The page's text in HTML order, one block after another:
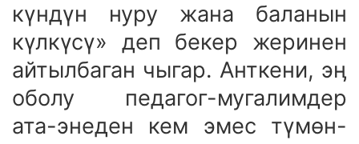
күндүн нуру жана баланын
күлкүсү» деп бекер жеринен
айтылбаган чыгар. Анткени, эӊ
оболу педагог-мугалимдер
ата-энеден кем эмес түмөн-